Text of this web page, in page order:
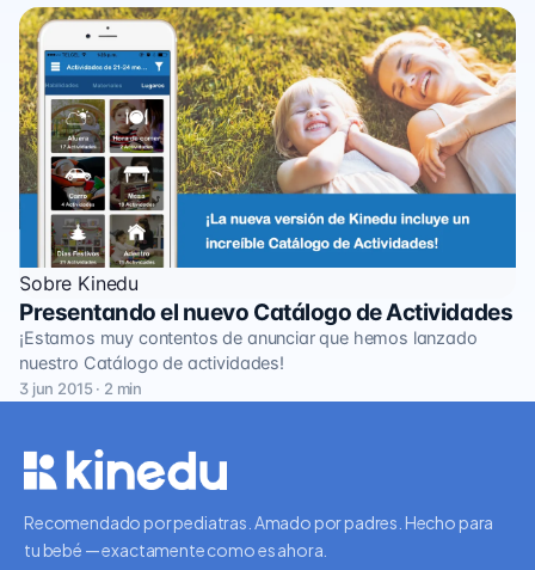
Sobre Kinedu
Presentando el nuevo Catálogo de Actividades
¡Estamos muy contentos de anunciar que hemos lanzado
nuestro Catálogo de actividades!
3 jun 2015 · 2 min
Recomendado por pediatras. Amado por padres. Hecho para
tu bebé — exactamente como es ahora.